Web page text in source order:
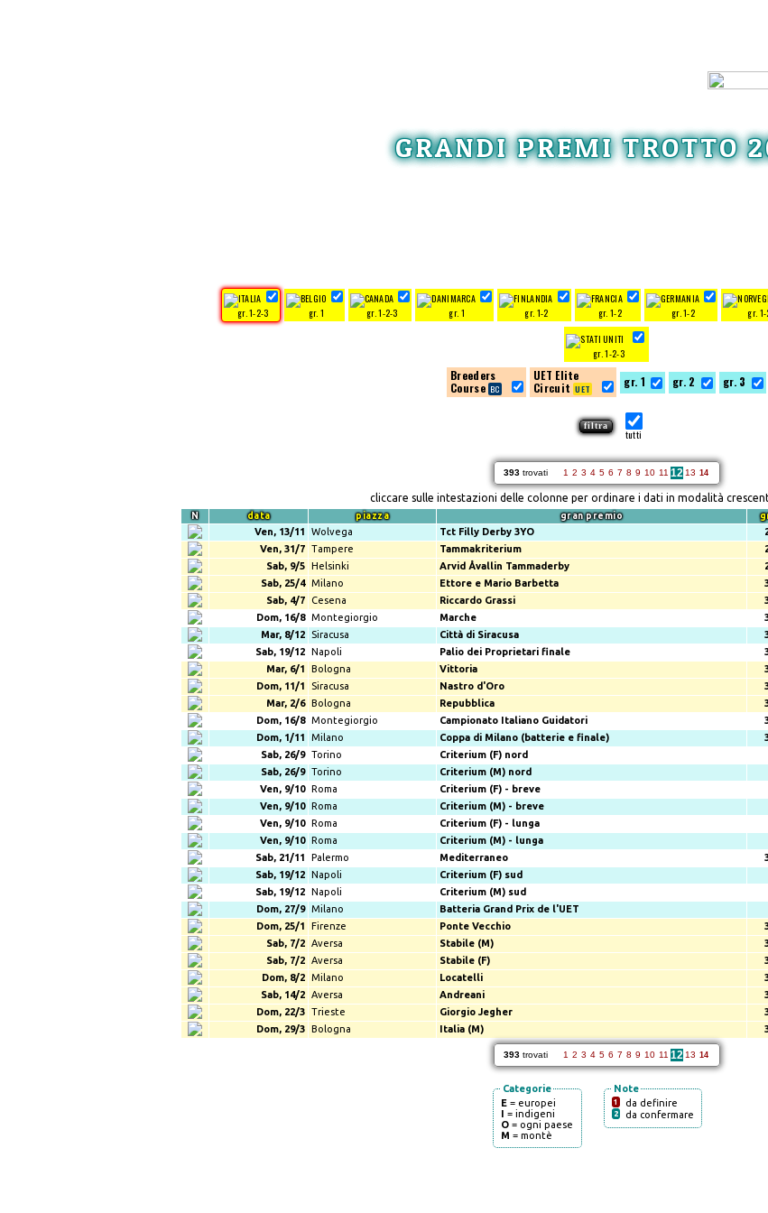
GRANDI PREMI TROTTO
gr. 1-2-3 gr. 1 gr. 1-2-3 gr. 1 gr. 1-2 gr. 1-2 gr. 1-2 gr.
gr. 1-2-3
Breeders
Course
UET Elite
Circuit
gr. 1 gr. 2 gr. 3
tutti
393trovati 1 2 3 4 5 6 7 8 9 10 11 12 13 14
cliccare sulle intestazioni delle colonne per ordinare i dati in modalità
N data piazza gran premio
Ven, 13/11 Wolvega Tct Filly Derby 3YO
Ven, 31/7 Tampere Tammakriterium
Sab, 9/5 Helsinki Arvid Åvallin Tammaderby
Sab, 25/4 Milano Ettore e Mario Barbetta
Sab, 4/7
Cesena Riccardo Grassi
Dom, 16/8 Montegiorgio Marche
Mar, 8/12
Siracusa Città di Siracusa
Sab, 19/12 Napoli Palio dei Proprietari finale
Mar, 6/1
Bologna Vittoria
Dom, 11/1
Siracusa Nastro d'Oro
Mar, 2/6 Bologna Repubblica
Dom, 16/8 Montegiorgio Campionato Italiano Guidatori
Dom, 1/11
Milano Coppa di Milano (batterie e finale)
Sab, 26/9 Torino Criterium (F) nord
Sab, 26/9 Torino Criterium (M) nord
Ven, 9/10 Roma Criterium (F) - breve
Ven, 9/10 Roma Criterium (M) - breve
Ven, 9/10 Roma Criterium (F) - lunga
Ven, 9/10 Roma Criterium (M) - lunga
Sab, 21/11
Palermo Mediterraneo
Sab, 19/12 Napoli Criterium (F) sud
Sab, 19/12 Napoli Criterium (M) sud
Dom, 27/9 Milano Batteria Grand Prix de l'UET
Dom, 25/1
Firenze Ponte Vecchio
Sab, 7/2 Aversa Stabile (M)
Sab, 7/2 Aversa Stabile (F)
Dom, 8/2 Milano Locatelli
Sab, 14/2 Aversa Andreani
Dom, 22/3 Trieste Giorgio Jegher
Dom, 29/3 Bologna Italia (M)
393trovati 1 2 3 4 5 6 7 8 9 10 11 12 13 14
Categorie
E = europei
I = indigeni
O = ogni paese
M = montè
Note
1 da definire
2 da confermare